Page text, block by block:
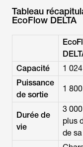
Tableau
EcoFlow DELTA
Capacité
1
Puissance
de sortie
1
Durée de
vie
3
plus
de